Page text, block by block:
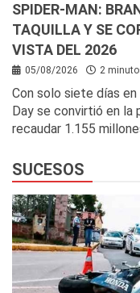
SPIDER-MAN:
TAQUILLA Y SE
VISTA DEL 2026
05/08/2026 2
Con solo siete días
Day se convirtió en
recaudar 1.155
SUCESOS